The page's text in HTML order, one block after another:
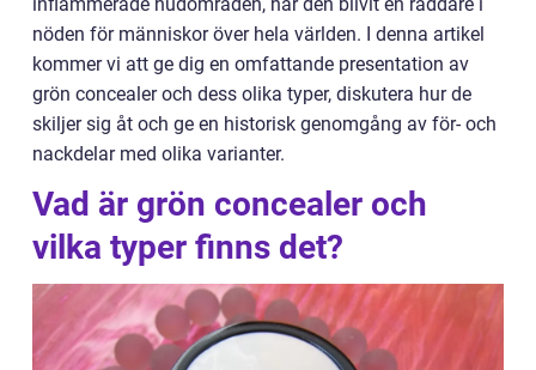
nöden för människor över hela världen. I denna artikel
kommer vi att ge dig en omfattande presentation av
grön concealer och dess olika typer, diskutera hur de
skiljer sig åt och ge en historisk genomgång av för- och
nackdelar med olika varianter.
Vad är grön concealer och
vilka typer finns det?